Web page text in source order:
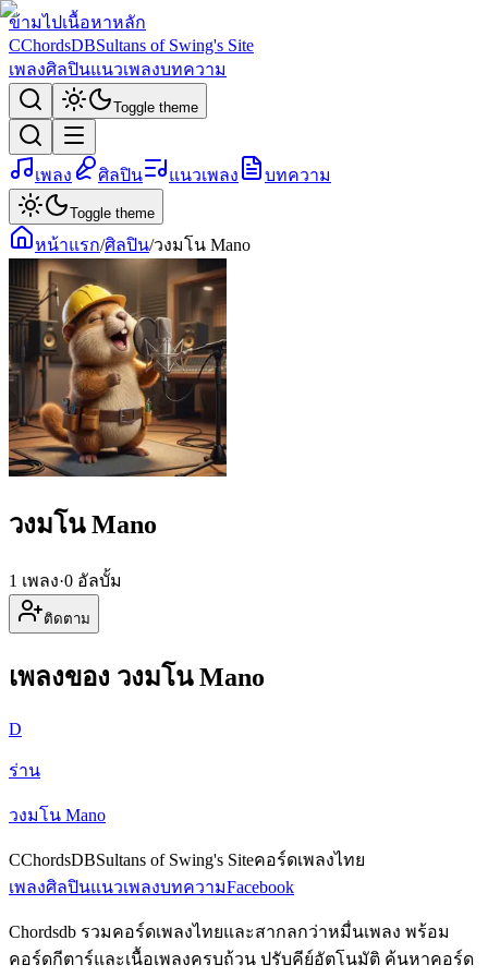
ข้ามไปเนื้อหาหลัก
CChordsDBSultans of Swing's Site
เพลงศิลปินแนวเพลงบทความ
Toggle theme
เพลง ศิลปิน แนวเพลง บทความ
Toggle theme
หน้าแรก/ศิลปิน/วงมโน Mano
วงมโน Mano
1 เพลง·0 อัลบั้ม
ติดตาม
เพลงของ วงมโน Mano
D
ร่าน
วงมโน Mano
CChordsDBSultans of Swing's Siteคอร์ดเพลงไทย
เพลงศิลปินแนวเพลงบทความFacebook
Chordsdb รวมคอร์ดเพลงไทยและสากลกว่าหมื่นเพลง พร้อม
คอร์ดกีตาร์และเนื้อเพลงครบถ้วน ปรับคีย์อัตโนมัติ ค้นหาคอร์ด